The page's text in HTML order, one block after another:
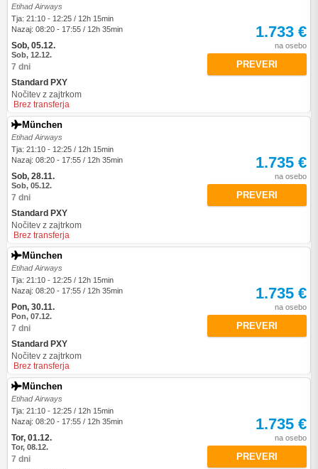
Etihad Airways
Tja: 21:10 - 12:25 / 12h 15min
Nazaj: 08:20 - 17:55 / 12h 35min
Sob, 05.12.
Sob, 12.12.
7 dni
Standard PXY
Nočitev z zajtrkom
Brez transferja
1.733 €
na osebo
PREVERI
München
Etihad Airways
Tja: 21:10 - 12:25 / 12h 15min
Nazaj: 08:20 - 17:55 / 12h 35min
Sob, 28.11.
Sob, 05.12.
7 dni
Standard PXY
Nočitev z zajtrkom
Brez transferja
1.735 €
na osebo
PREVERI
München
Etihad Airways
Tja: 21:10 - 12:25 / 12h 15min
Nazaj: 08:20 - 17:55 / 12h 35min
Pon, 30.11.
Pon, 07.12.
7 dni
Standard PXY
Nočitev z zajtrkom
Brez transferja
1.735 €
na osebo
PREVERI
München
Etihad Airways
Tja: 21:10 - 12:25 / 12h 15min
Nazaj: 08:20 - 17:55 / 12h 35min
Tor, 01.12.
Tor, 08.12.
7 dni
1.735 €
na osebo
PREVERI